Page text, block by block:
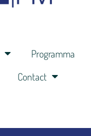
Programma
Contact